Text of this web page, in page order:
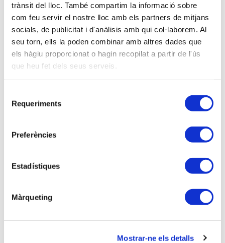
trànsit del lloc. També compartim la informació sobre
com feu servir el nostre lloc amb els partners de mitjans
socials, de publicitat i d'anàlisis amb qui col·laborem. Al
seu torn, ells la poden combinar amb altres dades que
els hàgiu proporcionat o hagin recopilat a partir de l'ús
que heu fet dels seus serveis.
Requeriments
Preferències
Estadístiques
Màrqueting
Mostrar-ne els detalls
28-10-2025 -Aula formativa
Seminario GANANCIAS Y PÉRDIDAS PATRIMONIALES EN EL
IRPF
Modalidad presencial y virtual | Inscripción de pago
DE ORGANIZACIÓN DE LA ACTIVIDAD ECONÓMICA MÁS
3 horas lectivas